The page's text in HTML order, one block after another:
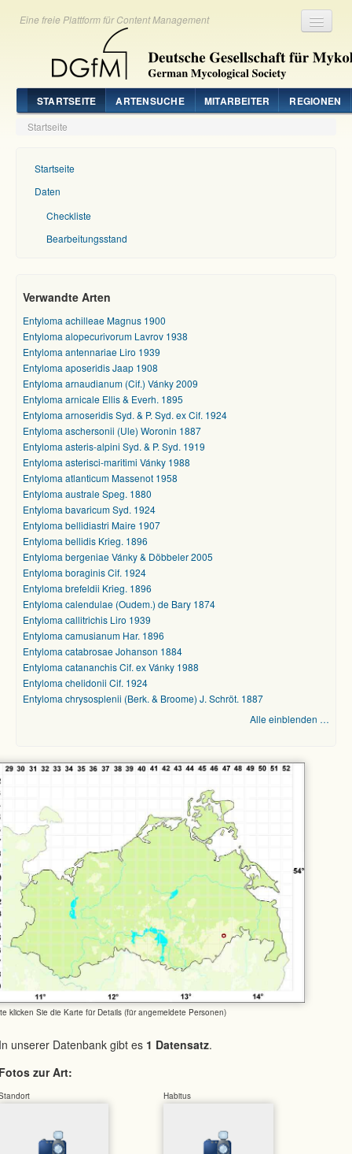
Eine freie Plattform für Content Management
STARTSEITE ARTENSUCHE MITARBEITER REGIONEN
Startseite
Startseite
Daten
Checkliste
Bearbeitungsstand
Verwandte Arten
Entyloma achilleae Magnus 1900
Entyloma alopecurivorum Lavrov 1938
Entyloma antennariae Liro 1939
Entyloma aposeridis Jaap 1908
Entyloma arnaudianum (Cif.) Vánky 2009
Entyloma arnicale Ellis & Everh. 1895
Entyloma arnoseridis Syd. & P. Syd. ex Cif. 1924
Entyloma aschersonii (Ule) Woronin 1887
Entyloma asteris-alpini Syd. & P. Syd. 1919
Entyloma asterisci-maritimi Vánky 1988
Entyloma atlanticum Massenot 1958
Entyloma australe Speg. 1880
Entyloma bavaricum Syd. 1924
Entyloma bellidiastri Maire 1907
Entyloma bellidis Krieg. 1896
Entyloma bergeniae Vánky & Döbbeler 2005
Entyloma boraginis Cif. 1924
Entyloma brefeldii Krieg. 1896
Entyloma calendulae (Oudem.) de Bary 1874
Entyloma callitrichis Liro 1939
Entyloma camusianum Har. 1896
Entyloma catabrosae Johanson 1884
Entyloma catananchis Cif. ex Vánky 1988
Entyloma chelidonii Cif. 1924
Entyloma chrysosplenii (Berk. & Broome) J. Schröt. 1887
Alle einblenden …
klicken Sie die Karte für Details (für angemeldete Personen)
unserer Datenbank gibt es 1 Datensatz.
zur Art:
Habitus